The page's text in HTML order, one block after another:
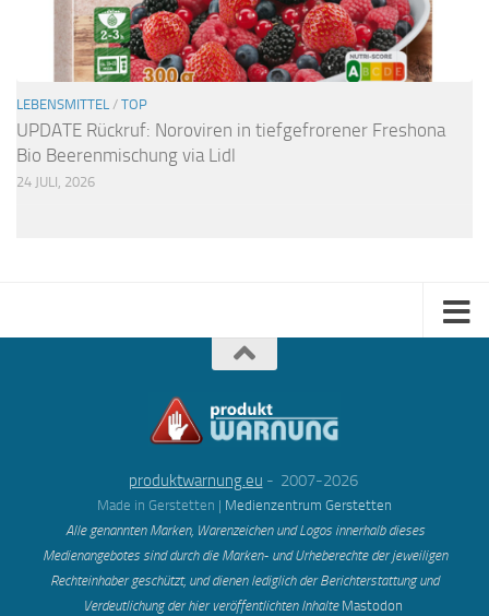
LEBENSMITTEL / TOP
UPDATE Rückruf: Noroviren in tiefgefrorener Freshona
Bio Beerenmischung via Lidl
24 JULI, 2026
produktwarnung.eu - 2007-2026
Made in Gerstetten | Medienzentrum Gerstetten
Alle genannten Marken, Warenzeichen und Logos innerhalb dieses
Medienangebotes sind durch die Marken- und Urheberechte der jeweiligen
Rechteinhaber geschützt, und dienen lediglich der Berichterstattung und
Verdeutlichung der hier veröffentlichten Inhalte Mastodon